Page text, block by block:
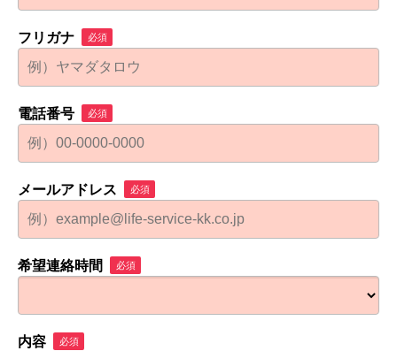
フリガナ 必須
電話番号 必須
メールアドレス 必須
希望連絡時間 必須
内容 必須